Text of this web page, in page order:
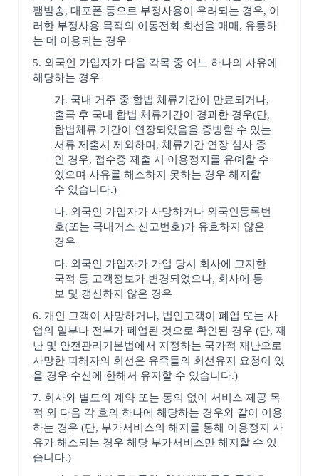
팸발송, 대포폰 등으로 부정사용이 우려되는 경우, 이
러한 부정사용 목적의 이동전화 회선을 매매, 유통하
는 데 이용되는 경우
5. 외국인 가입자가 다음 각목 중 어느 하나의 사유에
해당하는 경우
가. 국내 거주 중 합법 체류기간이 만료되거나,
출국 후 국내 합법 체류기간이 경과한 경우(단,
합법체류 기간이 연장되었음을 증빙할 수 있는
서류 제출시 제외하며, 체류기간 연장 심사 중
인 경우, 접수증 제출 시 이용정지를 유예할 수
있으며 사유를 해소하지 못하는 경우 해지할
수 있습니다.)
나. 외국인 가입자가 사망하거나 외국인등록번
호(또는 국내거소 신고번호)가 유효하지 않은
경우
다. 외국인 가입자가 가입 당시 회사에 고지한
국적 등 고객정보가 변경되었으나, 회사에 통
보 및 갱신하지 않은 경우
6. 개인 고객이 사망하거나, 법인고객이 폐업 또는 사
업의 일부나 전부가 폐업된 것으로 확인된 경우 (단, 재
난 및 안전관리기본법에서 지정하는 국가적 재난으로
사망한 피해자의 회선은 유족들의 회선유지 요청이 있
을 경우 수신에 한해서 유지할 수 있습니다.)
7. 회사와 별도의 계약 또는 동의 없이 서비스 제공 목
적 외 다음 각 호의 하나에 해당하는 경우와 같이 이용
하는 경우 (단, 부가서비스의 해지를 통해 이용정지 사
유가 해소되는 경우 해당 부가서비스만 해지할 수 있
습니다.)